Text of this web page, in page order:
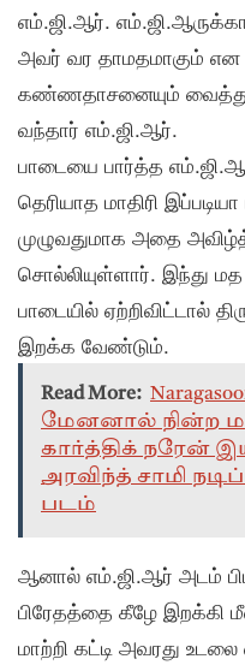
எம்.ஜி.ஆர்.
அவர் வர தாமதமாகும் என
கண்ணதாசனையும்
வந்தார் எம்.ஜி.ஆர்.
பாடையை பார்த்த
தெரியாத மாதிரி
முழுவதுமாக அதை
சொல்லியுள்ளார். இந்து மத
பாடையில் ஏற்றிவிட்டால்
இறக்க வேண்டும்.
Read More:
மேனனால் நின்ற
கார்த்திக் நரேன்
அரவிந்த் சாமி
படம்
ஆனால் எம்.ஜி.ஆர் அடம்
பிரேதத்தை கீழே இறக்கி
மாற்றி கட்டி அவரது